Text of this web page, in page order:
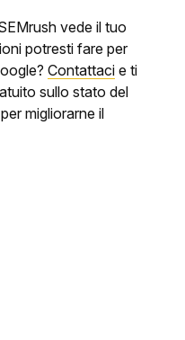
vede il tuo
potresti fare per
Contattaci e ti
sullo stato del
migliorarne il